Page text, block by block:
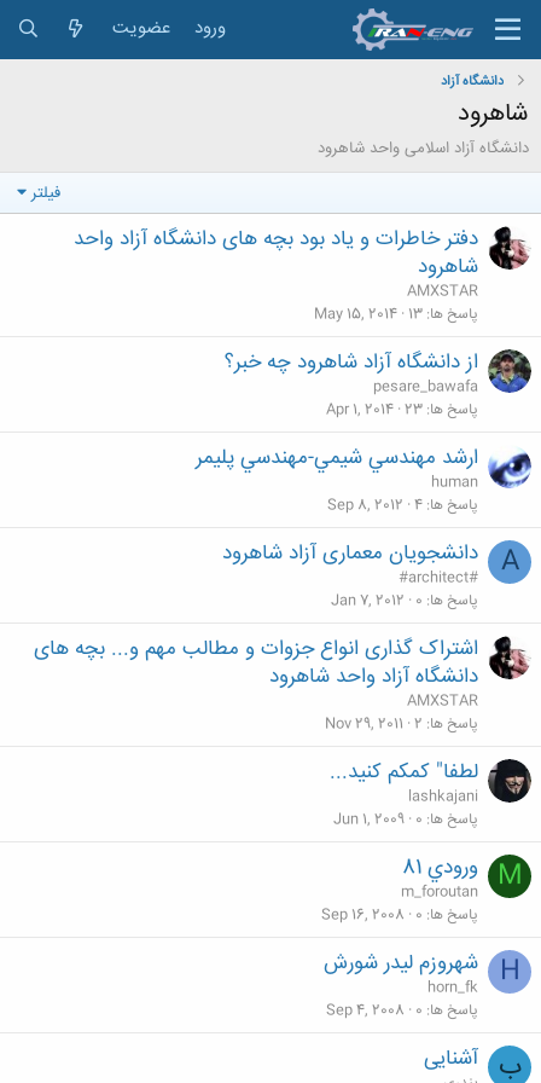
ورود عضویت
دانشگاه آزاد
شاهرود
دانشگاه آزاد اسلامی واحد شاهرود
فیلتر
دفتر خاطرات و یاد بود بچه های دانشگاه آزاد واحد
شاهرود
AMXSTAR
پاسخ ها 13
May 15, 2014
از دانشگاه آزاد شاهرود چه خبر؟
pesare_bawafa
پاسخ ها 23
Apr 1, 2014
ارشد مهندسي شيمي-مهندسي پليمر
human
پاسخ ها 4
Sep 8, 2012
A دانشجویان معماری آزاد شاهرود
#architect#
پاسخ ها 0
Jan 7, 2012
اشتراک گذاری انواع جزوات و مطالب مهم و... بچه های
دانشگاه آزاد واحد شاهرود
AMXSTAR
پاسخ ها 2
Nov 29, 2011
لطفا" کمکم کنید...
lashkajani
پاسخ ها 0
Jun 1, 2009
M ورودي 81
m_foroutan
پاسخ ها 0
Sep 16, 2008
H شهروزم لیدر شورش
horn_fk
پاسخ ها 0
Sep 4, 2008
ب آشنایی